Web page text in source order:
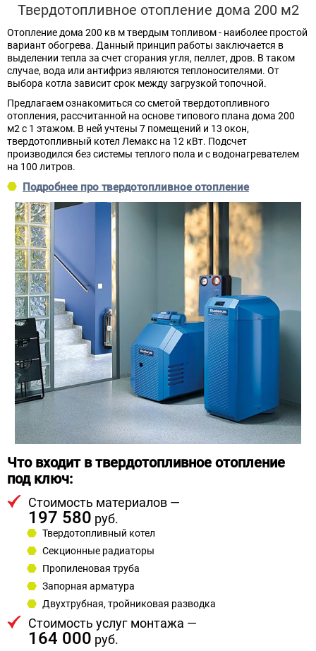
Твердотопливное отопление дома 200 м2
Отопление дома 200 кв м твердым топливом - наиболее простой
вариант обогрева. Данный принцип работы заключается в
выделении тепла за счет сгорания угля, пеллет, дров. В таком
случае, вода или антифриз являются теплоносителями. От
выбора котла зависит срок между загрузкой топочной.
Предлагаем ознакомиться со сметой твердотопливного
отопления, рассчитанной на основе типового плана дома 200
м2 с 1 этажом. В ней учтены 7 помещений и 13 окон,
твердотопливный котел Лемакс на 12 кВт. Подсчет
производился без системы теплого пола и с водонагревателем
на 100 литров.
Подробнее про твердотопливное отопление
Что входит в твердотопливное отопление
под ключ:
Стоимость материалов —
197 580 руб.
Твердотопливный котел
Секционные радиаторы
Пропиленовая труба
Запорная арматура
Двухтрубная, тройниковая разводка
Стоимость услуг монтажа —
164 000 руб.